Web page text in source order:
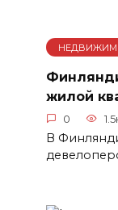
жилой
0
В